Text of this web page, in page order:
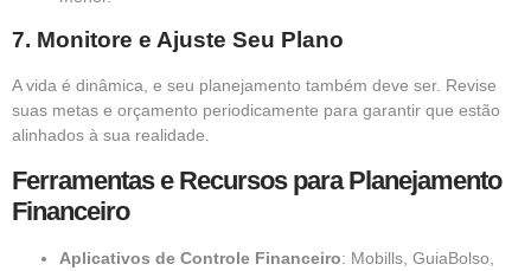
7. Monitore e Ajuste Seu Plano
A vida é dinâmica, e seu planejamento também deve ser. Revise
suas metas e orçamento periodicamente para garantir que estão
alinhados à sua realidade.
Ferramentas e Recursos para Planejamento
Financeiro
Aplicativos de Controle Financeiro: Mobills, GuiaBolso,